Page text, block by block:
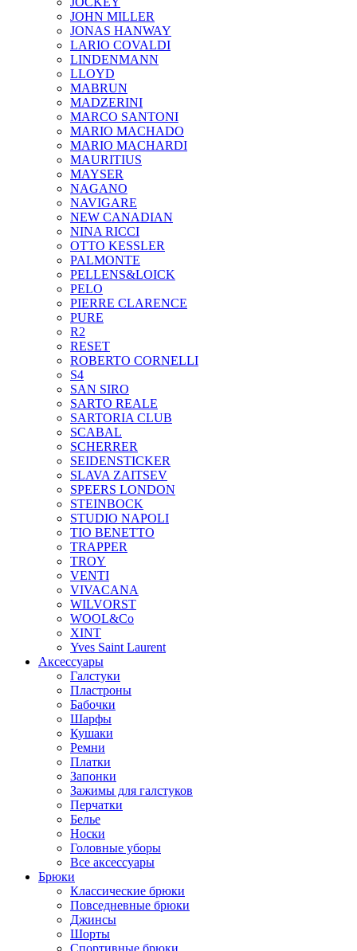
JOHN MILLER
JONAS HANWAY
LARIO COVALDI
LINDENMANN
LLOYD
MABRUN
MADZERINI
MARCO SANTONI
MARIO MACHADO
MARIO MACHARDI
MAURITIUS
MAYSER
NAGANO
NAVIGARE
NEW CANADIAN
NINA RICCI
OTTO KESSLER
PALMONTE
PELLENS&LOICK
PELO
PIERRE CLARENCE
PURE
R2
RESET
ROBERTO CORNELLI
S4
SAN SIRO
SARTO REALE
SARTORIA CLUB
SCABAL
SCHERRER
SEIDENSTICKER
SLAVA ZAITSEV
SPEERS LONDON
STEINBOCK
STUDIO NAPOLI
TIO BENETTO
TRAPPER
TROY
VENTI
VIVACANA
WILVORST
WOOL&Co
XINT
Yves Saint Laurent
Аксессуары
Галстуки
Пластроны
Бабочки
Шарфы
Кушаки
Ремни
Платки
Запонки
Зажимы для галстуков
Перчатки
Белье
Носки
Головные уборы
Все аксессуары
Брюки
Классические брюки
Повседневные брюки
Джинсы
Шорты
Спортивные брюки